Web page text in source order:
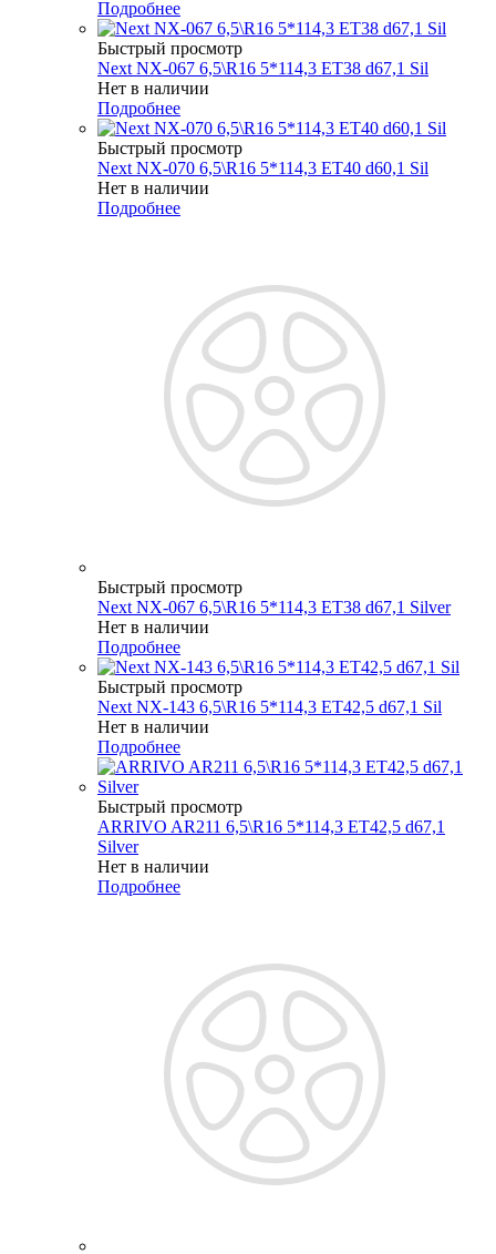
Подробнее
Быстрый просмотр
Next NX-067 6,5\R16 5*114,3 ET38 d67,1 Sil
Нет в наличии
Подробнее
Быстрый просмотр
Next NX-070 6,5\R16 5*114,3 ET40 d60,1 Sil
Нет в наличии
Подробнее
Быстрый просмотр
Next NX-067 6,5\R16 5*114,3 ET38 d67,1 Silver
Нет в наличии
Подробнее
Быстрый просмотр
Next NX-143 6,5\R16 5*114,3 ET42,5 d67,1 Sil
Нет в наличии
Подробнее
Быстрый просмотр
ARRIVO AR211 6,5\R16 5*114,3 ET42,5 d67,1
Silver
Нет в наличии
Подробнее